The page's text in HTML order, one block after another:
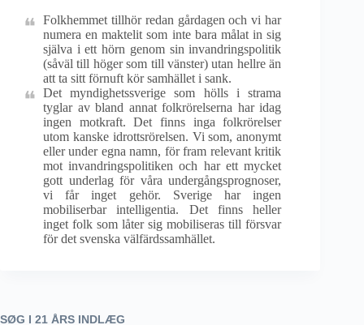
Folkhemmet tillhör redan gårdagen och vi har
numera en maktelit som inte bara målat in sig
själva i ett hörn genom sin invandringspolitik
(såväl till höger som till vänster) utan hellre än
att ta sitt förnuft kör samhället i sank.
Det myndighetssverige som hölls i strama
tyglar av bland annat folkrörelserna har idag
ingen motkraft. Det finns inga folkrörelser
utom kanske idrottsrörelsen. Vi som, anonymt
eller under egna namn, för fram relevant kritik
mot invandringspolitiken och har ett mycket
gott underlag för våra undergångsprognoser,
vi får inget gehör. Sverige har ingen
mobiliserbar intelligentia. Det finns heller
inget folk som låter sig mobiliseras till försvar
för det svenska välfärdssamhället.
SØG I 21 ÅRS INDLÆG